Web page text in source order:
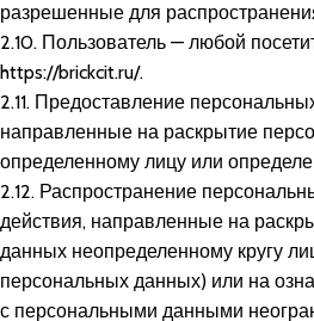
разрешенные для
2.10. Пользователь — любой
https://brickcit.ru/.
2.11. Предоставление
направленные на раскрытие
определенному лицу или
2.12. Распространение
действия, направленные на
данных неопределенному кругу
персональных данных) или на
с персональными данными